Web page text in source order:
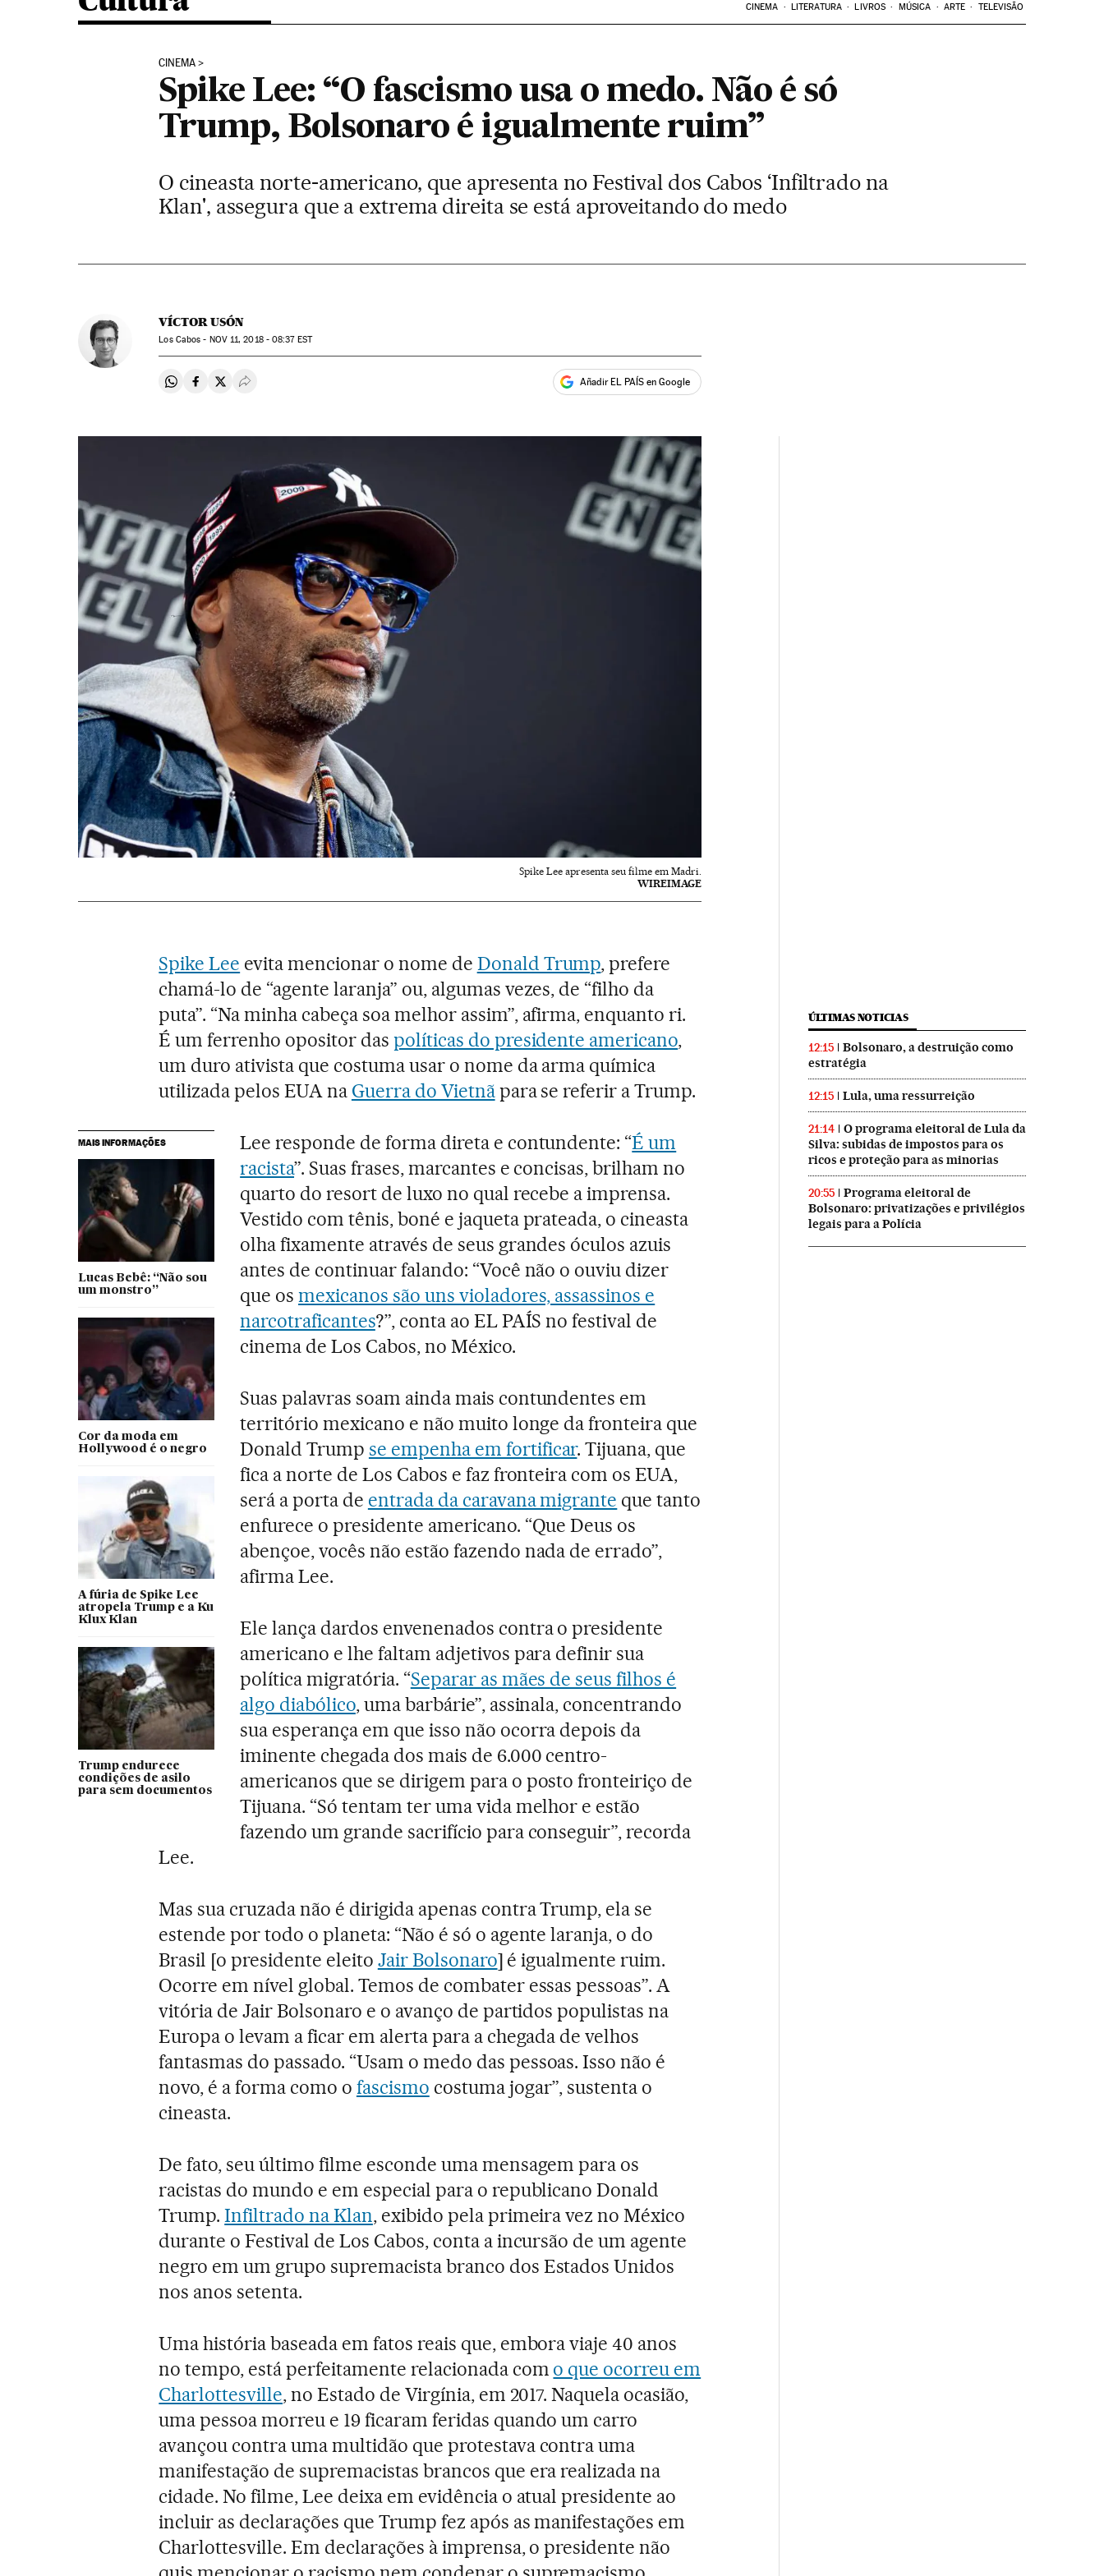
CINEMA LITERATURA LIVROS MÚSICA ARTE TELEVISÃO
CINEMA
Spike Lee: “O fascismo usa o medo. Não é só
Trump, Bolsonaro é igualmente ruim”
O cineasta norte-americano, que apresenta no Festival dos Cabos ‘Infiltrado na
Klan', assegura que a extrema direita se está aproveitando do medo
VÍCTOR USÓN
Los Cabos - NOV11, 2018 - 08:37EST
Compartir en Whatsapp
Compartir en Facebook
Compartir en Twitter
Desplegar Redes Sociales Añadir EL PAÍS en Google
Spike Lee apresenta seu filme em Madri.
WIREIMAGE
Spike Lee evita mencionar o nome de Donald Trump, prefere
chamá-lo de “agente laranja” ou, algumas vezes, de “filho da
puta”. “Na minha cabeça soa melhor assim”, afirma, enquanto ri.
É um ferrenho opositor das políticas do presidente americano,
um duro ativista que costuma usar o nome da arma química
utilizada pelos EUA na Guerra do Vietnãpara se referir a Trump.
MAIS INFORMAÇÕES
Lucas Bebê: “Não sou
um monstro”
Cor da moda em
Hollywood é o negro
A fúria de Spike Lee
atropela Trump e a Ku
Klux Klan
Trump endurece
condições de asilo
para sem documentos
Lee responde de forma direta e contundente: “É um
racista”. Suas frases, marcantes e concisas, brilham no
quarto do resort de luxo no qual recebe a imprensa.
Vestido com tênis, boné e jaqueta prateada, o cineasta
olha fixamente através de seus grandes óculos azuis
antes de continuar falando: “Você não o ouviu dizer
que osmexicanos são uns violadores, assassinos e
narcotraficantes?”, conta ao EL PAÍS no festival de
cinema de Los Cabos, no México.
Suas palavras soam ainda mais contundentes em
território mexicano e não muito longe da fronteira que
Donald Trump se empenha em fortificar. Tijuana, que
fica a norte de Los Cabos e faz fronteira com os EUA,
será a porta de entrada da caravana migrante que tanto
enfurece o presidente americano. “Que Deus os
abençoe, vocês não estão fazendo nada de errado”,
afirma Lee.
Ele lança dardos envenenados contra o presidente
americano e lhe faltam adjetivos para definir sua
política migratória. “Separar as mães de seus filhos é
algo diabólico, uma barbárie”, assinala, concentrando
sua esperança em que isso não ocorra depois da
iminente chegada dos mais de 6.000 centro-
americanos que se dirigem para o posto fronteiriço de
Tijuana. “Só tentam ter uma vida melhor e estão
fazendo um grande sacrifício para conseguir”, recorda
Lee.
Mas sua cruzada não é dirigida apenas contra Trump, ela se
estende por todo o planeta: “Não é só o agente laranja, o do
Brasil [o presidente eleito Jair Bolsonaro] é igualmente ruim.
Ocorre em nível global. Temos de combater essas pessoas”. A
vitória de Jair Bolsonaro e o avanço de partidos populistas na
Europa o levam a ficar em alerta para a chegada de velhos
fantasmas do passado. “Usam o medo das pessoas. Isso não é
novo, é a forma como o fascismo costuma jogar”, sustenta o
cineasta.
De fato, seu último filme esconde uma mensagem para os
racistas do mundo e em especial para o republicano Donald
Trump.Infiltrado na Klan, exibido pela primeira vez no México
durante o Festival de Los Cabos, conta a incursão de um agente
negro em um grupo supremacista branco dos Estados Unidos
nos anos setenta.
Uma história baseada em fatos reais que, embora viaje 40 anos
no tempo, está perfeitamente relacionada com o que ocorreu em
Charlottesville, no Estado de Virgínia, em 2017. Naquela ocasião,
uma pessoa morreu e 19 ficaram feridas quando um carro
avançou contra uma multidão que protestava contra uma
manifestação de supremacistas brancos que era realizada na
cidade. No filme, Lee deixa em evidência o atual presidente ao
incluir as declarações que Trump fez após as manifestações em
Charlottesville. Em declarações à imprensa, o presidente não
ÚLTIMAS NOTICIAS
12:15
Bolsonaro, a destruição como
estratégia
12:15 Lula, uma ressurreição
21:14
O programa eleitoral de Lula da
Silva: subidas de impostos para os
ricos e proteção para as minorias
20:55
Programa eleitoral de
Bolsonaro: privatizações e privilégios
legais para a Polícia